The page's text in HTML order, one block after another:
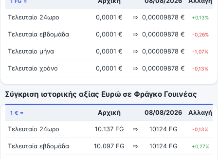
Τελευταίο 24ωρο 0,0001 € ⇨ 0,00009878 € +0,13%
Τελευταία εβδομάδα 0,0001 € ⇨ 0,00009878 € -0,26%
Τελευταίο μήνα 0,0001 € ⇨ 0,00009878 € -1,07%
Τελευταίο χρόνο 0,0001 € ⇨ 0,00009878 € -0,13%
Σύγκριση ιστορικής αξίας Ευρώ σε Φράγκο Γουινέας
1 € = Αρχική 08/08/2026 Αλλαγή
Τελευταίο 24ωρο 10.137 FG ⇨ 10124 FG -0,13%
Τελευταία εβδομάδα 10.097 FG ⇨ 10124 FG +0,27%